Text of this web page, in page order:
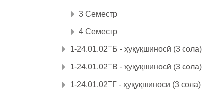
3 Семестр
4 Семестр
1-24.01.02ТБ - ҳуқуқшиносӣ (3 сола)
1-24.01.02ТВ - ҳуқуқшиносӣ (3 сола)
1-24.01.02ТГ - ҳуқуқшиносӣ (3 сола)